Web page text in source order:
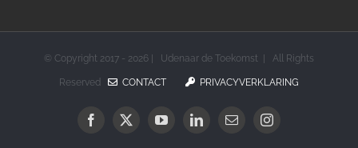
© Copyright 2017 - 2026 | Udenaar de Toekomst | All Rights
Reserved CONTACT PRIVACYVERKLARING
Facebook
X YouTubeLinkedIn
E-
Instagram